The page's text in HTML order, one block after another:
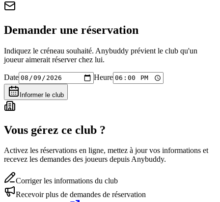
Demander une réservation
Indiquez le créneau souhaité. Anybuddy prévient le club qu'un
joueur aimerait réserver chez lui.
Date Heure
Informer le club
Vous gérez ce club ?
Activez les réservations en ligne, mettez à jour vos informations et
recevez les demandes des joueurs depuis Anybuddy.
Corriger les informations du club
Recevoir plus de demandes de réservation